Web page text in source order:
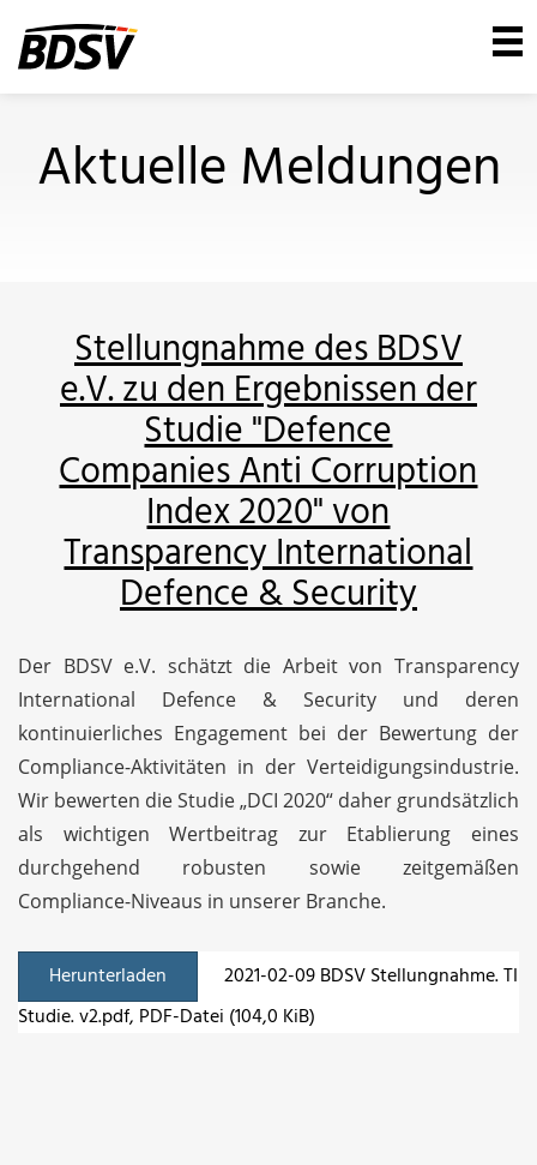
Aktuelle Meldungen
Stellungnahme des BDSV
e.V. zu den Ergebnissen der
Studie "Defence
Companies Anti Corruption
Index 2020" von
Transparency International
Defence & Security
Der BDSV e.V. schätzt die Arbeit von Transparency
International Defence & Security und deren
kontinuierliches Engagement bei der Bewertung der
Compliance-Aktivitäten in der Verteidigungsindustrie.
Wir bewerten die Studie „DCI 2020“ daher grundsätzlich
als wichtigen Wertbeitrag zur Etablierung eines
durchgehend robusten sowie zeitgemäßen
Compliance-Niveaus in unserer Branche.
Herunterladen
2021-02-09 BDSV Stellungnahme. TI
Studie. v2.pdf, PDF-Datei (104,0 KiB)